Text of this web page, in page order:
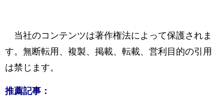
当社のコンテンツは著作権法によって保護されま
す。無断転用、複製、掲載、転載、営利目的の引用
は禁じます。
推薦記事：